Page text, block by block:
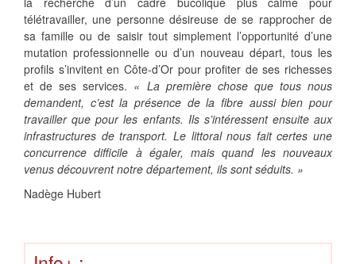
télétravailler, une personne désireuse de se rapprocher de
sa famille ou de saisir tout simplement l’opportunité d’une
mutation professionnelle ou d’un nouveau départ, tous les
profils s’invitent en Côte-d’Or pour profiter de ses richesses
et de ses services. « La première chose que tous nous
demandent, c’est la présence de la fibre aussi bien pour
travailler que pour les enfants. Ils s’intéressent ensuite aux
infrastructures de transport. Le littoral nous fait certes une
concurrence difficile à égaler, mais quand les nouveaux
venus découvrent notre département, ils sont séduits. »
Nadège Hubert